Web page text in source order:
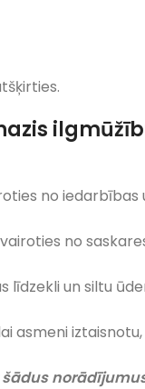
no
no
un siltu
asmeni